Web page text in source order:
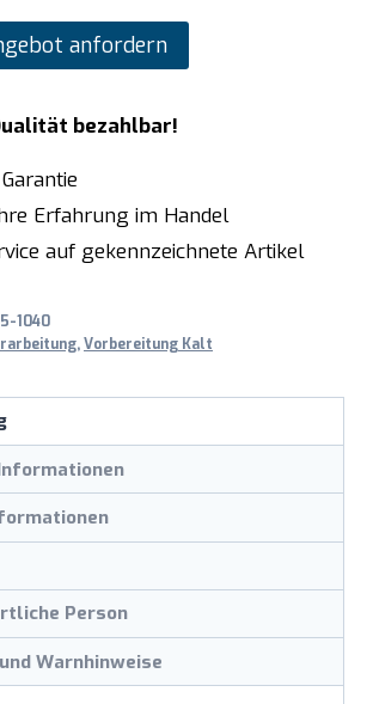
anfordern
bezahlbar!
Erfahrung im Handel
auf gekennzeichnete Artikel
1040
,Vorbereitung Kalt
Person
Warnhinweise